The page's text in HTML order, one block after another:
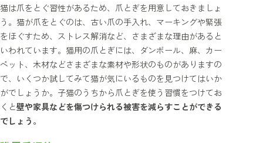
猫は爪をとぐ習性があるため、爪とぎを用意しておきましょ
う。猫が爪をとぐのは、古い爪の手入れ、マーキングや緊張
をほぐすため、ストレス解消など、さまざまな理由があると
いわれています。猫用の爪とぎには、ダンボール、麻、カー
ペット、木材などさまざまな素材や形状のものがありますの
で、いくつか試してみて猫が気にいるものを見つけてはいか
がでしょうか。子猫のうちから爪とぎを使う習慣をつけてお
くと壁や家具などを傷つけられる被害を減らすことができる
でしょう。